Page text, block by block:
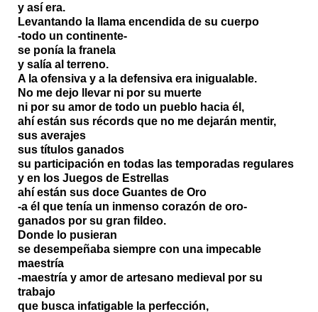
y así era.
Levantando la llama encendida de su cuerpo
-todo un continente-
se ponía la franela
y salía al terreno.
A la ofensiva y a la defensiva era inigualable.
No me dejo llevar ni por su muerte
ni por su amor de todo un pueblo hacia él,
ahí están sus récords que no me dejarán mentir,
sus averajes
sus títulos ganados
su participación en todas las temporadas regulares
y en los Juegos de Estrellas
ahí están sus doce Guantes de Oro
-a él que tenía un inmenso corazón de oro-
ganados por su gran fildeo.
Donde lo pusieran
se desempeñaba siempre con una impecable
maestría
-maestría y amor de artesano medieval por su
trabajo
que busca infatigable la perfección,